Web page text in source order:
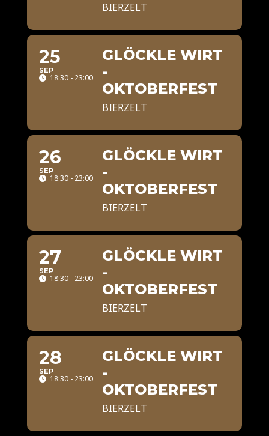
BIERZELT
25
SEP
18:30 - 23:00
GLÖCKLE WIRT
-
OKTOBERFEST
BIERZELT
26
SEP
18:30 - 23:00
GLÖCKLE WIRT
-
OKTOBERFEST
BIERZELT
27
SEP
18:30 - 23:00
GLÖCKLE WIRT
-
OKTOBERFEST
BIERZELT
28
SEP
18:30 - 23:00
GLÖCKLE WIRT
-
OKTOBERFEST
BIERZELT